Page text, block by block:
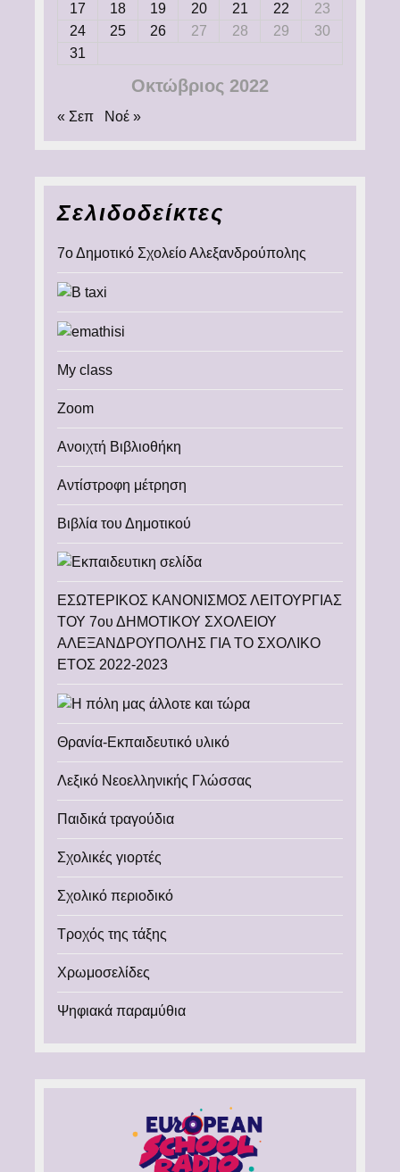
Οκτώβριος 2022
17
18 19 20 21 22
23
24
25 26 27 28 29
30
31
« Σεπ Νοέ »
Σελιδοδείκτες
7ο Δημοτικό Σχολείο Αλεξανδρούπολης
My class
Zoom
Ανοιχτή Βιβλιοθήκη
Αντίστροφη μέτρηση
Βιβλία του Δημοτικού
ΕΣΩΤΕΡΙΚΟΣ ΚΑΝΟΝΙΣΜΟΣ ΛΕΙΤΟΥΡΓΙΑΣ
ΤΟΥ 7ου ΔΗΜΟΤΙΚΟΥ ΣΧΟΛΕΙΟΥ
ΑΛΕΞΑΝΔΡΟΥΠΟΛΗΣ ΓΙΑ ΤΟ ΣΧΟΛΙΚΟ
ΕΤΟΣ 2022-2023
Θρανία-Εκπαιδευτικό υλικό
Λεξικό Νεοελληνικής Γλώσσας
Παιδικά τραγούδια
Σχολικές γιορτές
Σχολικό περιοδικό
Τροχός της τάξης
Χρωμοσελίδες
Ψηφιακά παραμύθια